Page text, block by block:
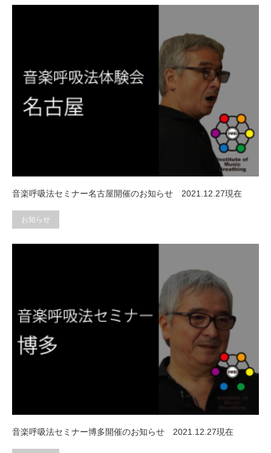
音楽呼吸法セミナー名古屋開催のお知らせ 2021.12.27現在
お知らせ
音楽呼吸法セミナー博多開催のお知らせ 2021.12.27現在